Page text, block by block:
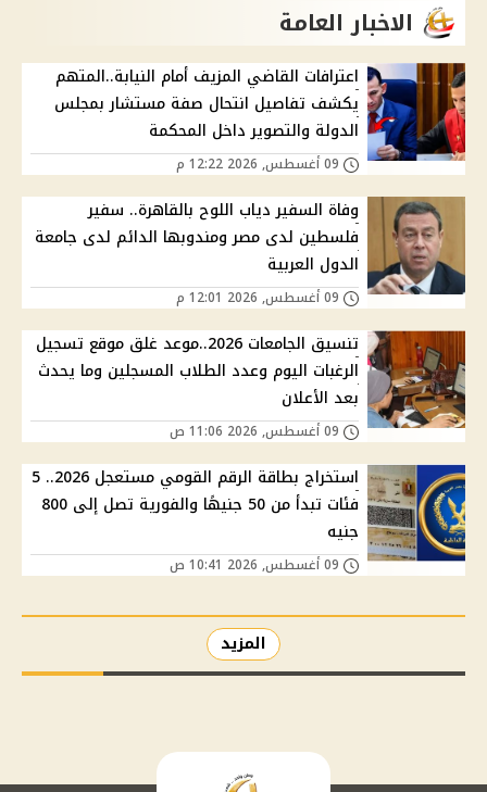
الاخبار العامة
اعترافات القاضي المزيف أمام النيابة..المتهم
يكشف تفاصيل انتحال صفة مستشار بمجلس
الدولة والتصوير داخل المحكمة
وفاة السفير دياب اللوح بالقاهرة.. سفير
فلسطين لدى مصر ومندوبها الدائم لدى جامعة
الدول العربية
تنسيق الجامعات 2026..موعد غلق موقع تسجيل
الرغبات اليوم وعدد الطلاب المسجلين وما يحدث
بعد الأعلان
استخراج بطاقة الرقم القومي مستعجل 2026.. 5
فئات تبدأ من 50 جنيهًا والفورية تصل إلى 800
جنيه
المزيد